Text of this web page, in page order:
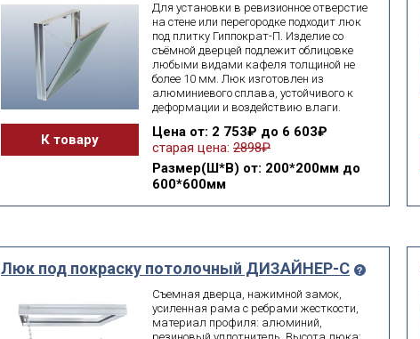
Для установки в ревизионное отверстие
на стене или перегородке подходит люк
под плитку Гиппократ-П. Изделие со
съёмной дверцей подлежит облицовке
любыми видами кафеля толщиной не
более 10 мм. Люк изготовлен из
алюминиевого сплава, устойчивого к
деформации и воздействию влаги.
К товару Цена от: 2 753₽ до 6 603₽
старая цена: 2898₽
Размер(Ш*В) от: 200*200мм до
600*600мм
Люк под покраску потолочный ДИЗАЙНЕР-С
Съемная дверца, нажимной замок,
усиленная рама с ребрами жесткости,
материал профиля: алюминий,